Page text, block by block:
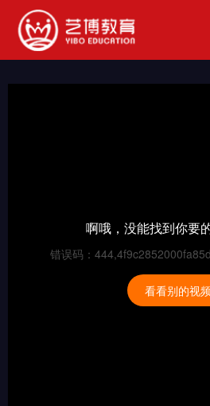
啊哦，没能找到你要
错误码：
看看别的视